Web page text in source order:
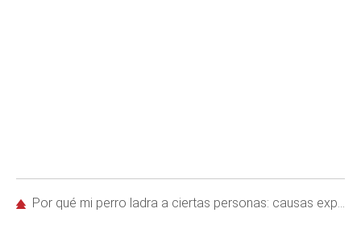
Por qué mi perro ladra a ciertas personas: causas expertas y soluciones efectivas